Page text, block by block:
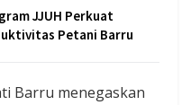
JJUH Perkuat
Petani Barru
Barru menegaskan